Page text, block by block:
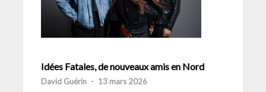
Idées Fatales, de nouveaux amis en Nord
David Guérin - 13 mars 2026